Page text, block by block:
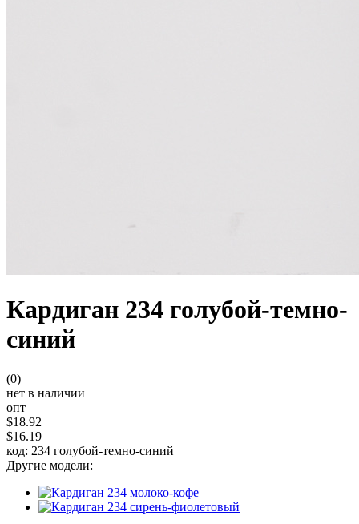
Кардиган 234 голубой-темно-
синий
(0)
нет в наличии
опт
$18.92
$16.19
код: 234 голубой-темно-синий
Другие модели: